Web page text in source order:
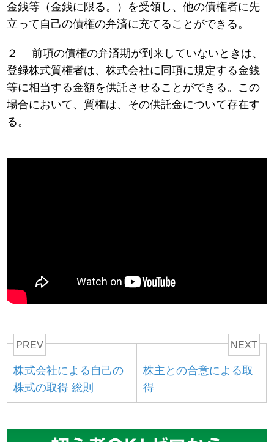
金銭等（金銭に限る。）を受領し、他の債権者に先
立って自己の債権の弁済に充てることができる。
２ 前項の債権の弁済期が到来していないときは、
登録株式質権者は、株式会社に同項に規定する金銭
等に相当する金額を供託させることができる。この
場合において、質権は、その供託金について存在す
る。
PREV
株式会社による自己の
株式の取得 総則
NEXT
株主との合意による取
得